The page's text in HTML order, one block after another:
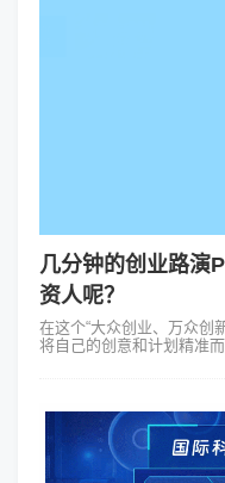
几分钟的创业路演
资人呢？
在这个“大众创业、万众创
将自己的创意和计划精准